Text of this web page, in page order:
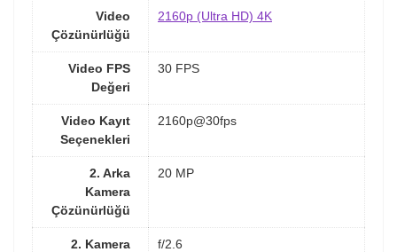
Video
Çözünürlüğü
2160p (Ultra HD) 4K
Video FPS
Değeri
30 FPS
Video Kayıt
Seçenekleri
2160p@30fps
2. Arka
Kamera
Çözünürlüğü
20 MP
2. Kamera
f/2.6